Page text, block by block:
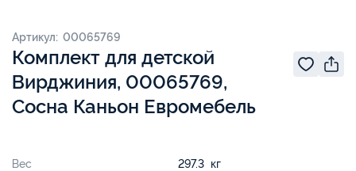
Комплект для детской
Вирджиния, 00065769,
Сосна Каньон Евромебель
Артикул: 00065769
Вес
297.3 кг